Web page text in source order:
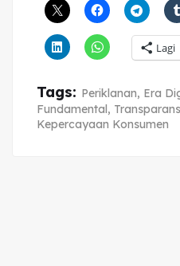
Lagi
Tags: Periklanan, Era
Fundamental,
Kepercayaan Konsumen